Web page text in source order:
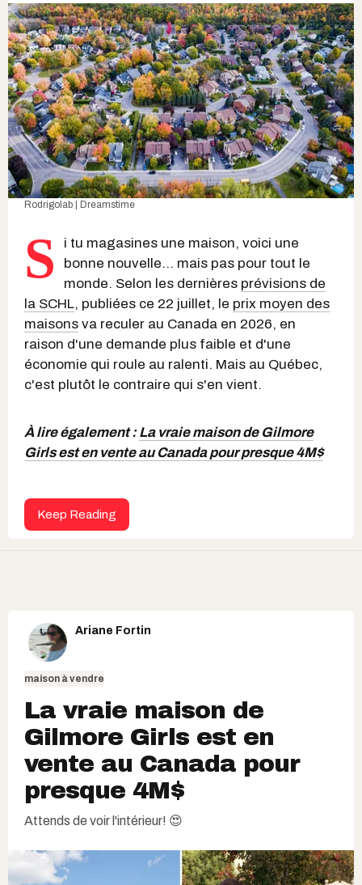
Rodrigolab | Dreamstime
S
i tu magasines une maison, voici une
bonne nouvelle... mais pas pour tout le
monde. Selon les dernières prévisions de
la SCHL, publiées ce 22 juillet, le prix moyen des
maisons va reculer au Canada en 2026, en
raison d'une demande plus faible et d'une
économie qui roule au ralenti. Mais au Québec,
c'est plutôt le contraire qui s'en vient.
À lire également :La vraie maison de Gilmore
Girls est en vente au Canada pour presque 4M$
Keep Reading
Ariane Fortin
maison à vendre
La vraie maison de
Gilmore Girls est en
vente au Canada pour
presque 4M$
Attends de voir l'intérieur! 😍